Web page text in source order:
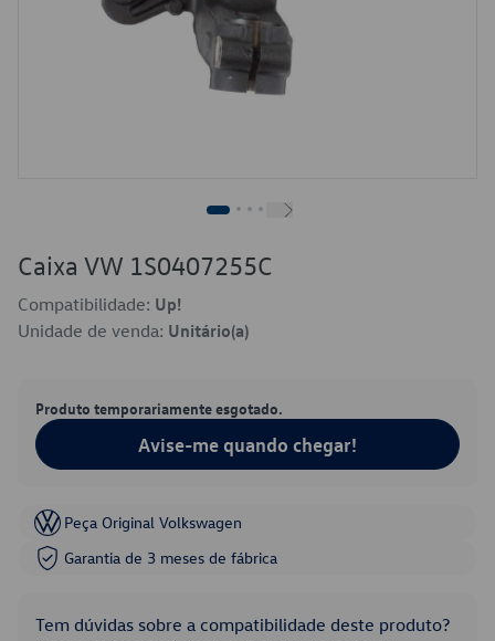
Caixa VW 1S0407255C
Compatibilidade: Up!
Unidade de venda: Unitário(a)
Produto temporariamente esgotado.
Avise-me quando chegar!
Peça Original Volkswagen
Garantia de 3 meses de fábrica
Tem dúvidas sobre a compatibilidade deste produto?